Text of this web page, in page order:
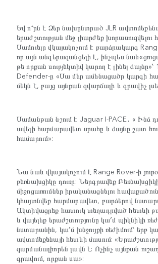
Եվ ո՞րն է Ձեր նախընտրած JLR
երաժշտության մեջ լիարժեք խորասուզվելու
Սամուելը վկայակոչում է բարձրակարգ
որ այն անգերազանցելի է, ինչպես
թե որքան սուբյեկտիվ կարող է լինել ձայնը»՝
Defender-ը «Սա մեր ամենացածր կարգի
մեկն է, բայց այնքան զվարճալի և գրավիչ
Սամանթան նշում է Jaguar I-PACE․ « Ինձ
ավելի հարմարավետ սրահը և ձայնը շատ
համարում»:
Նա նաև վկայակոչում է Range Rover-ի
բեռնախցիկը դուռը: Ներգրավեք
միջոցառումներ իրականացնելու
կհայտնվեք հարմարավետ, բարձերով
Ակտիվացրեք հատուկ տեղադրված հետևի
և վայելեք երաժշտությունը կա՛մ պիկնիկի
նստարանին, կա՛մ խնջույքի ռեժիմում՝ երբ
ավտոմեքենայի հետևի մասում:
զարմանալիորեն լավն է: Ոչինչ այնքան
գրավում, որքան սա»: